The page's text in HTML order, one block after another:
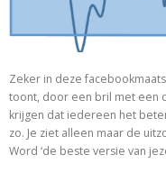
Zeker in deze
toont, door een bril met een
krijgen dat iedereen het
zo. Je ziet alleen maar de
Word ‘de beste versie van